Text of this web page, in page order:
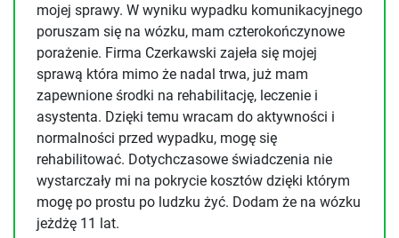
mojej sprawy. W wyniku wypadku komunikacyjnego
poruszam się na wózku, mam czterokończynowe
porażenie. Firma Czerkawski zajeła się mojej
sprawą która mimo że nadal trwa, już mam
zapewnione środki na rehabilitację, leczenie i
asystenta. Dzięki temu wracam do aktywności i
normalności przed wypadku, mogę się
rehabilitować. Dotychczasowe świadczenia nie
wystarczały mi na pokrycie kosztów dzięki którym
mogę po prostu po ludzku żyć. Dodam że na wózku
jeżdżę 11 lat.